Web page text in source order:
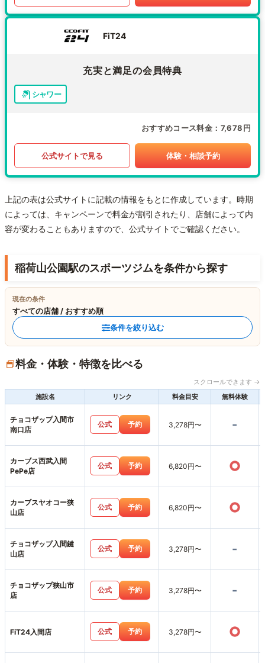
FiT24
充実と満足の会員特典
シャワー
おすすめコース料金 7,678円
公式サイトで見る 体験・相談予約
上記の表は公式サイトに記載の情報をもとに作成しています。時期
によっては、キャンペーンで料金が割引されたり、店舗によって内
容が変わることもありますので、公式サイトでご確認ください。
稲荷山公園駅のスポーツジムを条件から探す
現在の条件
すべての店舗 / おすすめ順
条件を絞り込む
料金・体験・特徴を比べる
スクロールできます →
施設名
リンク 料金目安 無料体験
チョコザップ入間市
南口店
公式 予約 3,278円〜 -
カーブス西武入間
PePe店
公式 予約 6,820円〜 ○
カーブスヤオコー狭
山店
公式 予約 6,820円〜 ○
チョコザップ入間鍵
山店
公式 予約 3,278円〜 -
チョコザップ狭山市
店
公式 予約 3,278円〜 -
FiT24入間店 公式 予約 3,278円〜 ○